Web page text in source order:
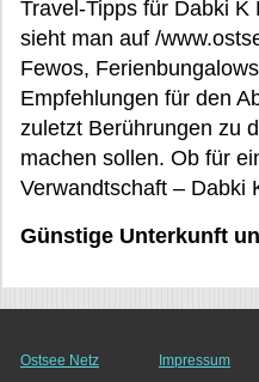
Travel-Tipps für Dabki
sieht man auf /
Fewos,
Empfehlungen für den
zuletzt Berührungen zu
machen sollen. Ob für
Verwandtschaft – Dabki
Günstige Unterkunft
Ostsee Netz Impressum